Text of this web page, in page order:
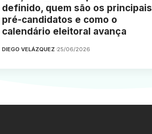
definido, quem são os principais
pré-candidatos e como o
calendário eleitoral avança
DIEGO VELÁZQUEZ 25/06/2026